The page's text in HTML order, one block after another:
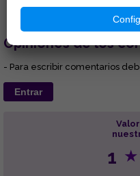
Opiniones de los
- Para escribir comentarios
Entrar
1 ★